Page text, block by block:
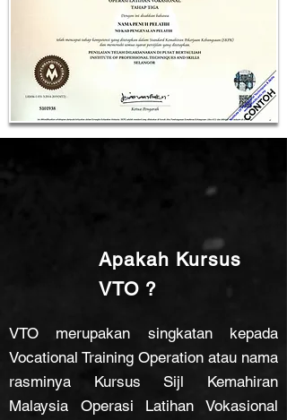
Apakah Kursus
VTO ?
VTO merupakan singkatan kepada
Vocational Training Operation atau nama
rasminya Kursus Sijl Kemahiran
Malaysia Operasi Latihan Vokasional